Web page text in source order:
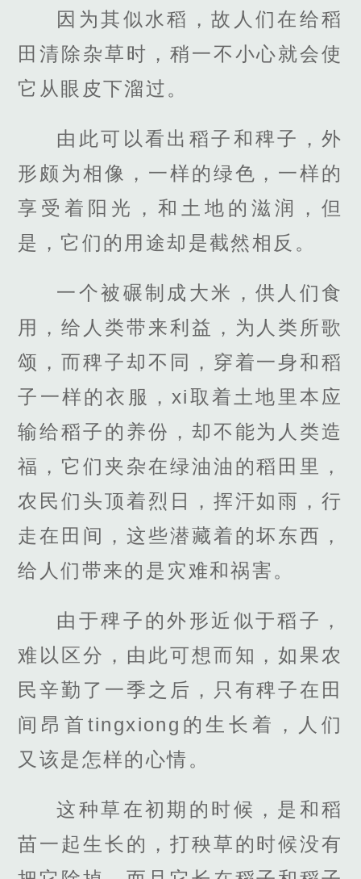
因为其似水稻，故人们在给稻
田清除杂草时，稍一不小心就会使
它从眼皮下溜过。
由此可以看出稻子和稗子，外
形颇为相像，一样的绿色，一样的
享受着阳光，和土地的滋润，但
是，它们的用途却是截然相反。
一个被碾制成大米，供人们食
用，给人类带来利益，为人类所歌
颂，而稗子却不同，穿着一身和稻
子一样的衣服，xi取着土地里本应
输给稻子的养份，却不能为人类造
福，它们夹杂在绿油油的稻田里，
农民们头顶着烈日，挥汗如雨，行
走在田间，这些潜藏着的坏东西，
给人们带来的是灾难和祸害。
由于稗子的外形近似于稻子，
难以区分，由此可想而知，如果农
民辛勤了一季之后，只有稗子在田
间昂首tingxiong的生长着，人们
又该是怎样的心情。
这种草在初期的时候，是和稻
苗一起生长的，打秧草的时候没有